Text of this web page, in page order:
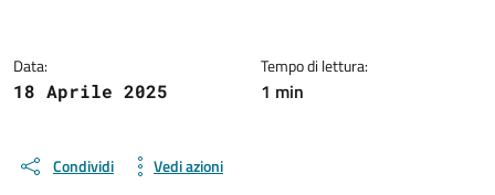
Data:
18 Aprile 2025
Tempo di lettura:
1 min
Condividi Vedi azioni